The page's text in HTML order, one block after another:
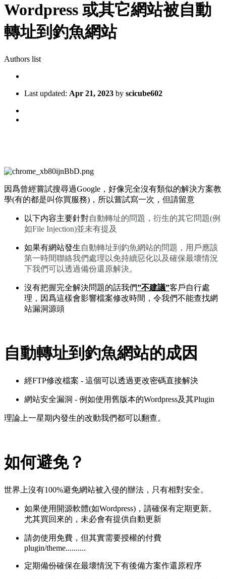
Wordpress 或其它網站被自動
轉址到釣魚網站
Authors list
Last updated: Apr 21, 2023 by scicube602
因爲曾經嘗試搜尋過Google，好像完全沒有類似的解決方案教
學(有的都是叫你買服務)，所以嘗試寫一次，但請留意
以下内容主要針對自動轉址的問題，衍生的其它問題(例
如File Injection)並未有提及
如果有網站發生自動轉址到釣魚網站的問題，用戶應該
第一時間聯絡我們處理以免持續惡化以及確保最壞情況
下我們可以透過備份還原解決。
沒有把握完全解決問題的話我們”不建議”客戶自行處
理，因爲這樣會影響檔案修改時間，令我們不能查找網
站漏洞源頭
自動轉址到釣魚網站的成因
經FTP修改檔案 - 這個可以透過更改密碼直接解決
網站安全漏洞 - 例如使用舊版本的Wordpress及其Plugin
理論上一星期内發生的改動我們都可以翻查。
如何避免？
世界上沒有100%避免網站被入侵的辦法，只有相對安全。
如果使用開源軟體(如Wordpress)，請確保有定期更新。
尤其買回來的，未必會有提供自動更新
請勿使用免費，但其實需要授權的付費
plugin/theme..........
定期備份確保在最壞情況下有後備方案作還原程序